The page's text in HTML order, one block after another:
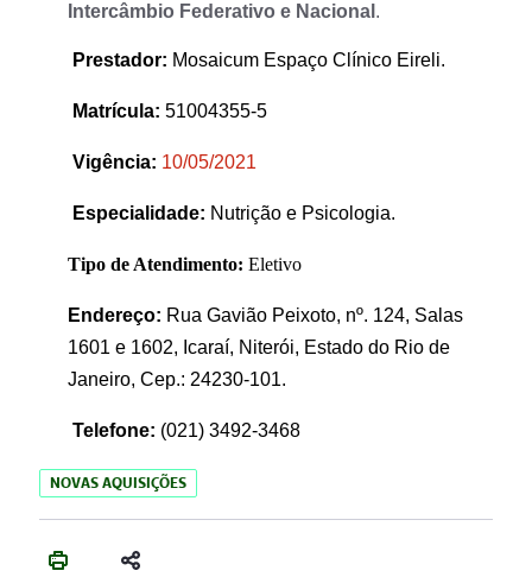
Intercâmbio Federativo e Nacional .
Prestador: Mosaicum Espaço Clínico Eireli.
Matrícula: 51004355-5
Vigência: 10/05/2021
Especialidade: Nutrição e Psicologia.
Tipo de Atendimento: Eletivo
Endereço: Rua Gavião Peixoto, nº. 124, Salas
1601 e 1602, Icaraí, Niterói, Estado do Rio de
Janeiro, Cep.: 24230-101.
Telefone: (021) 3492-3468
NOVAS AQUISIÇÕES